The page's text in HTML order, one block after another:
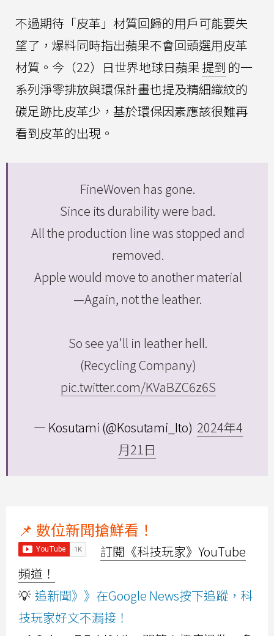
不過期待「皮革」材質回歸的用戶可能要失
望了，爆料同時指出蘋果不會回頭選用皮革
材質。今（22）日世界地球日蘋果提到 的一
系列淨零排放與環保計畫也提及精細織紋的
碳足跡比皮革少，基於環保因素應該很難再
看到皮革的出現。
FineWoven has gone.
Since its durability were bad.
All the production line was stopped and
removed.
Apple would move to another material
—Again, not the leather.
So see ya'll in leather hell.
(Recycling Company)
pic.twitter.com/KVaBZC6z6S
— Kosutami (@Kosutami_Ito) 2024年4
月21日
📌 數位新聞搶鮮看！
訂閱《科技玩家》YouTube
頻道！
💡 追新聞》》在Google News按下追蹤，科
技玩家好文不漏接！